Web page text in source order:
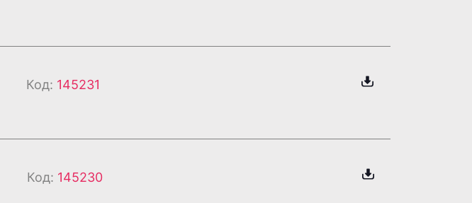
Код: 145231
Код: 145230